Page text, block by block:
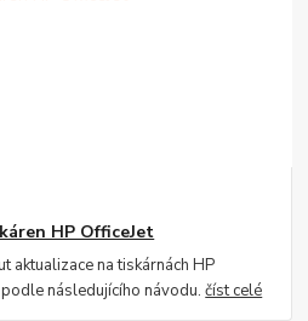
HP OfficeJet
aktualizace na tiskárnách HP
následujícího návodu.číst celé